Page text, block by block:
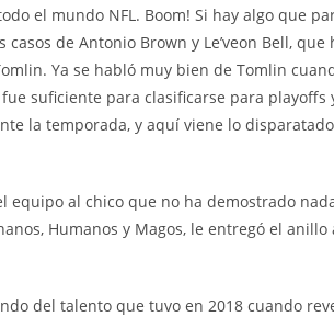
el mundo NFL. Boom! Si hay algo que
de Antonio Brown y Le’veon Bell,
Ya se habló muy bien de Tomlin
suficiente para clasificarse para
la temporada, y aquí viene lo
al chico que no ha demostrado
Humanos y Magos, le entregó el
del talento que tuvo en 2018 cuando